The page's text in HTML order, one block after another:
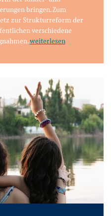
bringen. Zum
zur Strukturreform der
verschiedene
weiterlesen